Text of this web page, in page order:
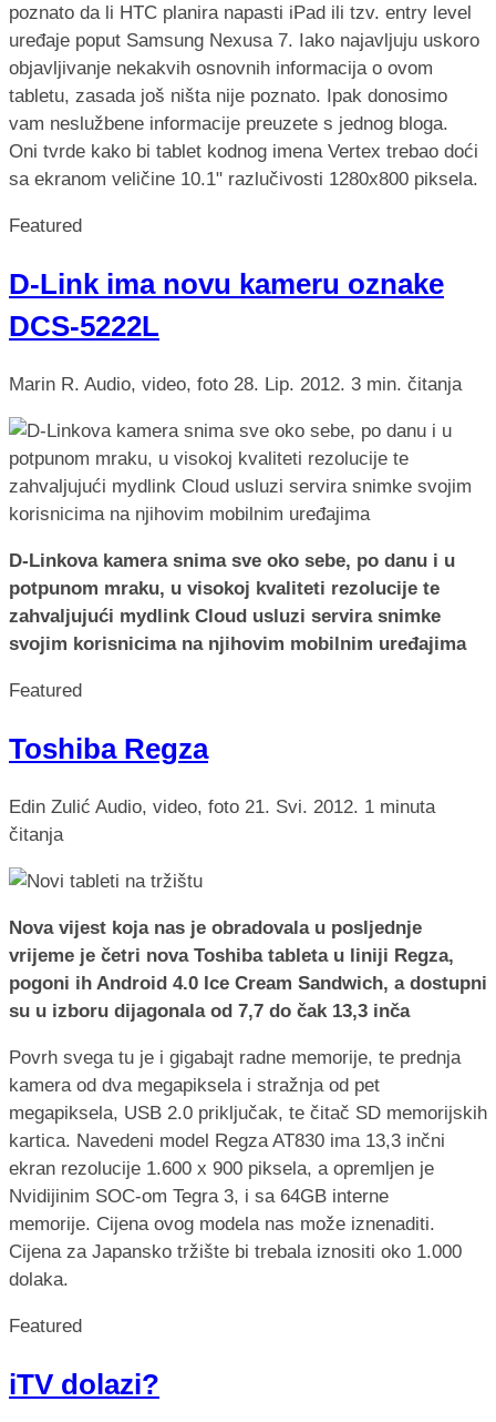
poznato da li HTC planira napasti iPad ili tzv. entry level
uređaje poput Samsung Nexusa 7. Iako najavljuju uskoro
objavljivanje nekakvih osnovnih informacija o ovom
tabletu, zasada još ništa nije poznato. Ipak donosimo
vam neslužbene informacije preuzete s jednog bloga.
Oni tvrde kako bi tablet kodnog imena Vertex trebao doći
sa ekranom veličine 10.1" razlučivosti 1280x800 piksela.
Featured
D-Link ima novu kameru oznake
DCS-5222L
Marin R. Audio, video, foto 28. Lip. 2012. 3 min. čitanja
D-Linkova kamera snima sve oko sebe, po danu i u
potpunom mraku, u visokoj kvaliteti rezolucije te
zahvaljujući mydlink Cloud usluzi servira snimke
svojim korisnicima na njihovim mobilnim uređajima
Featured
Toshiba Regza
Edin Zulić Audio, video, foto 21. Svi. 2012. 1 minuta
čitanja
Nova vijest koja nas je obradovala u posljednje
vrijeme je četri nova Toshiba tableta u liniji Regza,
pogoni ih Android 4.0 Ice Cream Sandwich, a dostupni
su u izboru dijagonala od 7,7 do čak 13,3 inča
Povrh svega tu je i gigabajt radne memorije, te prednja
kamera od dva megapiksela i stražnja od pet
megapiksela, USB 2.0 priključak, te čitač SD memorijskih
kartica. Navedeni model Regza AT830 ima 13,3 inčni
ekran rezolucije 1.600 x 900 piksela, a opremljen je
Nvidijinim SOC-om Tegra 3, i sa 64GB interne
memorije. Cijena ovog modela nas može iznenaditi.
Cijena za Japansko tržište bi trebala iznositi oko 1.000
dolaka.
Featured
iTV dolazi?